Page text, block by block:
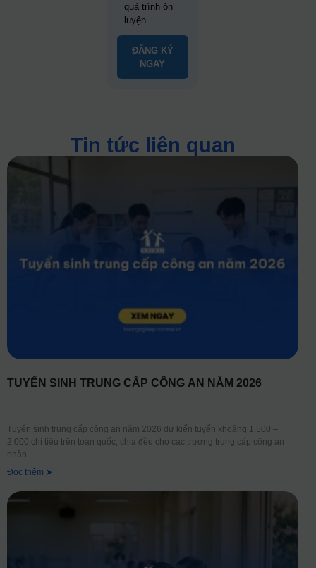
quá trình ôn
luyện.
ĐĂNG KÝ
NGAY
Tin tức liên quan
TUYỂN SINH TRUNG CẤP CÔNG AN NĂM 2026
Tuyển sinh trung cấp công an năm 2026 dự kiến tuyển khoảng 1.500 –
2.000 chỉ tiêu trên toàn quốc, chia đều cho các trường trung cấp công an
nhân
Đọc thêm ➤